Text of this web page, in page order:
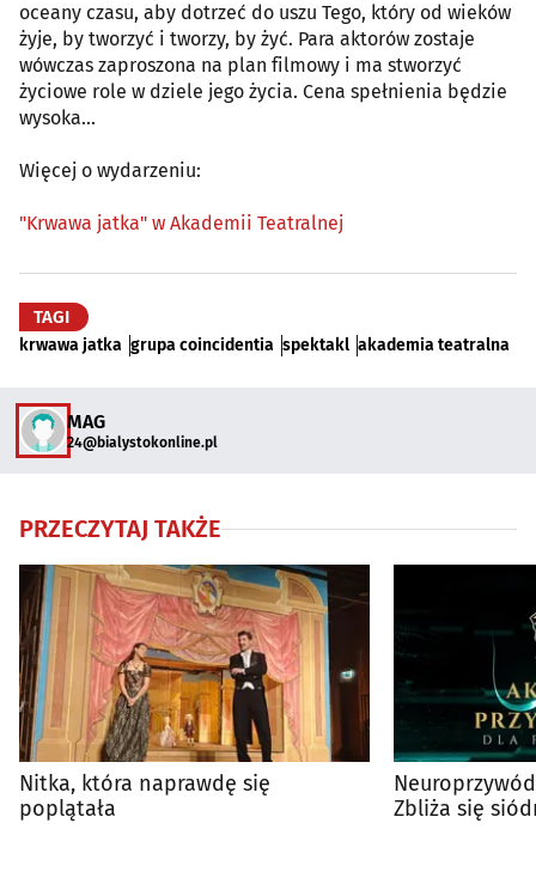
oceany czasu, aby dotrzeć do uszu Tego, który od wieków
żyje, by tworzyć i tworzy, by żyć. Para aktorów zostaje
wówczas zaproszona na plan filmowy i ma stworzyć
życiowe role w dziele jego życia. Cena spełnienia będzie
wysoka...
Więcej o wydarzeniu:
"Krwawa jatka" w Akademii Teatralnej
TAGI
krwawa jatka grupa coincidentia spektakl akademia teatralna
MAG
24@bialystokonline.pl
PRZECZYTAJ TAKŻE
Nitka, która naprawdę się
poplątała
Zbliża się